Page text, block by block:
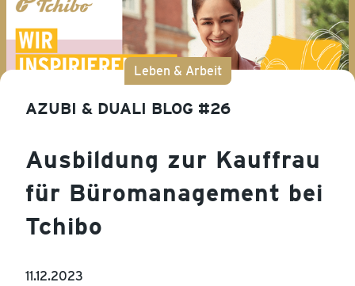
Leben & Arbeit
AZUBI & DUALI BLOG #26
Ausbildung zur Kauffrau
für Büromanagement bei
Tchibo
11.12.2023